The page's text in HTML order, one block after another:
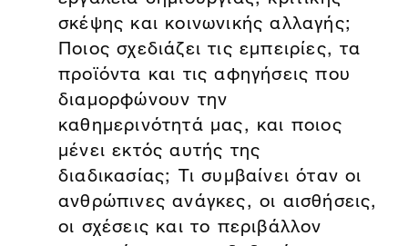
σκέψης και κοινωνικής αλλαγής;
Ποιος σχεδιάζει τις εμπειρίες, τα
προϊόντα και τις αφηγήσεις που
διαμορφώνουν την
καθημερινότητά μας, και ποιος
μένει εκτός αυτής της
διαδικασίας; Τι συμβαίνει όταν οι
ανθρώπινες ανάγκες, οι αισθήσεις,
οι σχέσεις και το περιβάλλον